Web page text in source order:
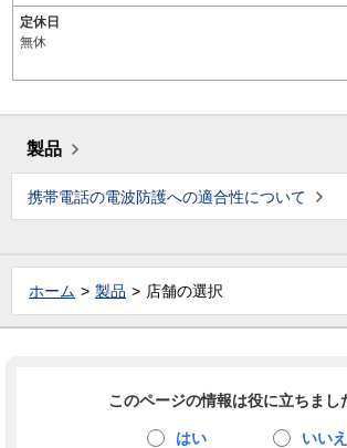
定休日
無休
製品
携帯電話の電波防護への適合性について
ホーム 製品 店舗の選択
このページの情報は役に立ちまし
はい いいえ